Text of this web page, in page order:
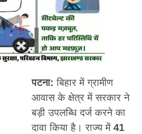
पटना: बिहार में ग्रामीण
आवास के क्षेत्र में सरकार ने
बड़ी उपलब्धि दर्ज करने का
दावा किया है। राज्य में 41